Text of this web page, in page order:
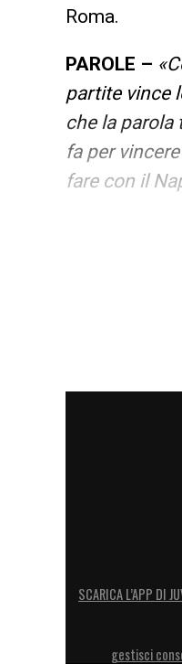
Roma.
PAROLE –
partite vince
che la parola
fa per
fare con il
LA
SCARICA L’APP DI
gestisci